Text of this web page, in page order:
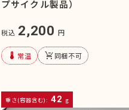
プサイクル製品）
税込 2,200 円
device_thermostat 常温 remove_shopping_cart同梱不可
重さ(容器含む): 42 g